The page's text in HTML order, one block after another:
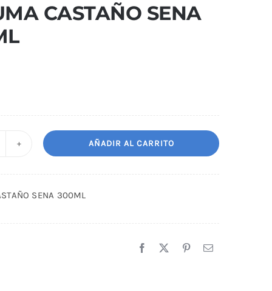
CASTAÑO SENA
AÑADIR AL CARRITO
SENA 300ML